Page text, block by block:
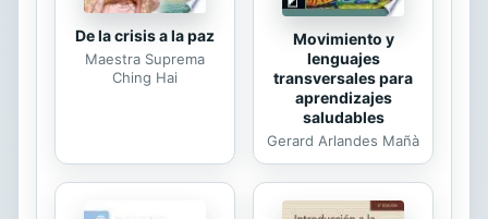
De la crisis a la paz
Maestra Suprema
Ching Hai
Movimiento y
lenguajes
transversales para
aprendizajes
saludables
Gerard Arlandes Mañà